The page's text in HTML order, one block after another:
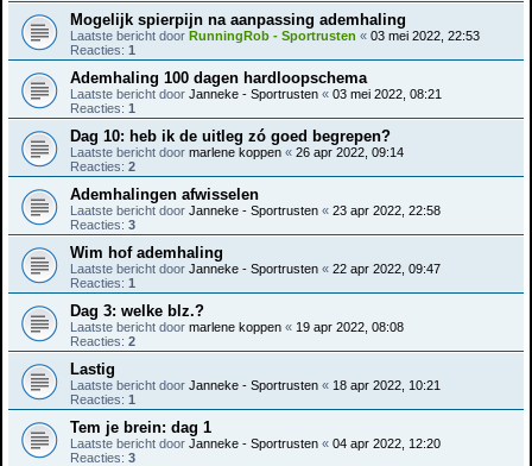
Mogelijk spierpijn na aanpassing ademhaling
Laatste bericht door RunningRob - Sportrusten « 03 mei 2022, 22:53
Reacties: 1
Ademhaling 100 dagen hardloopschema
Laatste bericht door Janneke - Sportrusten « 03 mei 2022, 08:21
Reacties: 1
Dag 10: heb ik de uitleg zó goed begrepen?
Laatste bericht door marlene koppen « 26 apr 2022, 09:14
Reacties: 2
Ademhalingen afwisselen
Laatste bericht door Janneke - Sportrusten « 23 apr 2022, 22:58
Reacties: 3
Wim hof ademhaling
Laatste bericht door Janneke - Sportrusten « 22 apr 2022, 09:47
Reacties: 1
Dag 3: welke blz.?
Laatste bericht door marlene koppen « 19 apr 2022, 08:08
Reacties: 2
Lastig
Laatste bericht door Janneke - Sportrusten « 18 apr 2022, 10:21
Reacties: 1
Tem je brein: dag 1
Laatste bericht door Janneke - Sportrusten « 04 apr 2022, 12:20
Reacties: 3